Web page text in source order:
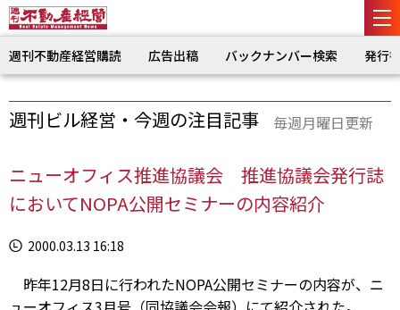
週刊不動産経営購読 広告出稿 バックナンバー検索 発行
週刊ビル経営・今週の注目記事 毎週月曜日更新
ニューオフィス推進協議会 推進協議会発行誌
においてNOPA公開セミナーの内容紹介
2000.03.13 16:18
昨年12月8日に行われたNOPA公開セミナーの内容が、ニ